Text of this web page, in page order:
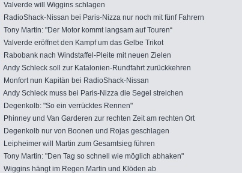
Valverde will Wiggins schlagen
RadioShack-Nissan bei Paris-Nizza nur noch mit fünf Fahrern
Tony Martin: "Der Motor kommt langsam auf Touren“
Valverde eröffnet den Kampf um das Gelbe Trikot
Rabobank nach Windstaffel-Pleite mit neuen Zielen
Andy Schleck soll zur Katalonien-Rundfahrt zurückkehren
Monfort nun Kapitän bei RadioShack-Nissan
Andy Schleck muss bei Paris-Nizza die Segel streichen
Degenkolb: "So ein verrücktes Rennen"
Phinney und Van Garderen zur rechten Zeit am rechten Ort
Degenkolb nur von Boonen und Rojas geschlagen
Leipheimer will Martin zum Gesamtsieg führen
Tony Martin: "Den Tag so schnell wie möglich abhaken"
Wiggins hängt im Regen Martin und Klöden ab